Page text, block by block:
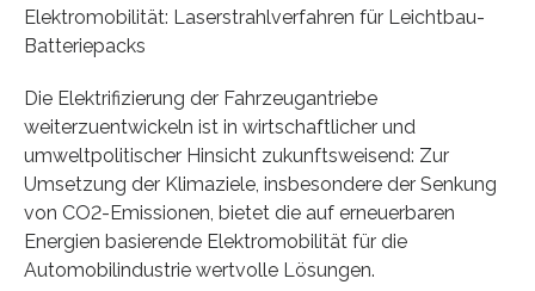
Elektromobilität: Laserstrahlverfahren für Leichtbau-
Batteriepacks
Die Elektrifizierung der Fahrzeugantriebe
weiterzuentwickeln ist in wirtschaftlicher und
umweltpolitischer Hinsicht zukunftsweisend: Zur
Umsetzung der Klimaziele, insbesondere der Senkung
von CO2-Emissionen, bietet die auf erneuerbaren
Energien basierende Elektromobilität für die
Automobilindustrie wertvolle Lösungen.